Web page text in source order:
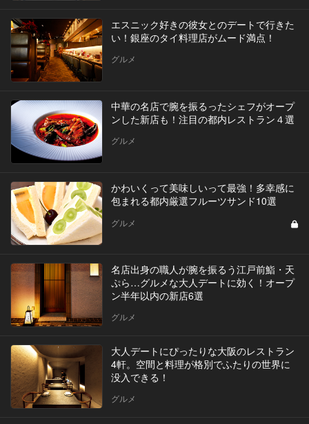
エスニック好きの彼女とのデートで行きた
い！銀座のタイ料理店がムード満点！
グルメ
中華の名店で腕を振るったシェフがオープ
ンした新店も！注目の都内レストラン４選
グルメ
かわいくって美味しいって最強！多幸感に
包まれる都内厳選フルーツサンド10選
グルメ
名店出身の職人が腕を振るう江戸前鮨・天
ぷら…グルメな大人デートに効く！オープ
ン半年以内の新店6選
グルメ
大人デートにぴったりな大阪のレストラン
4軒。空間と料理が格別でふたりの世界に
没入できる！
グルメ